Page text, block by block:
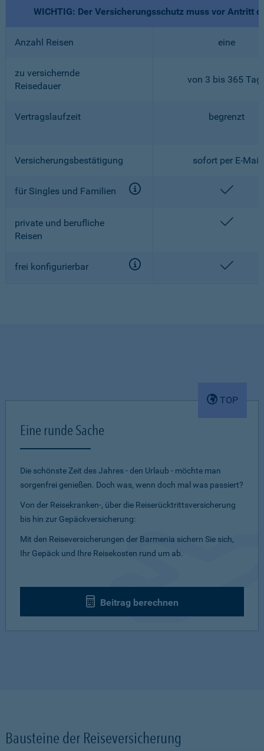
WICHTIG: Der Versicherungsschutz muss vor Antritt
Anzahl Reisen eine
zu versichernde
Reisedauer
von 3 bis 365
Vertragslaufzeit begrenzt
Versicherungsbestätigung sofort per E-Mail
für Singles und Familien
private und berufliche
Reisen
frei konfigurierbar
TOP
Eine runde Sache
Die schönste Zeit des Jahres - den Urlaub - möchte man
sorgenfrei genießen. Doch was, wenn doch mal was passiert?
Von der Reisekranken-, über die Reiserücktrittsversicherung
bis hin zur Gepäckversicherung:
Mit den Reiseversicherungen der Barmenia sichern Sie sich,
Ihr Gepäck und Ihre Reisekosten rund um ab.
Beitrag berechnen
Bausteine der Reiseversicherung